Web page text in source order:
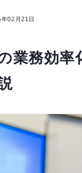
02月21日
業務効率